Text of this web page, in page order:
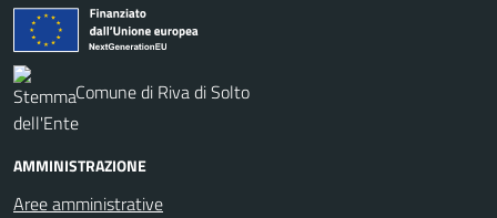
Comune di Riva di Solto
AMMINISTRAZIONE
Aree amministrative